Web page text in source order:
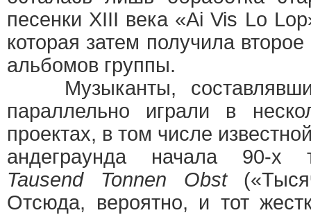
песенки XIII века «Ai Vis Lo
которая затем получила
альбомов группы.
Музыканты,
параллельно играли в
проектах, в том числе
андеграунда начала 90-х
Tausend Tonnen Obst
Отсюда, вероятно, и тот